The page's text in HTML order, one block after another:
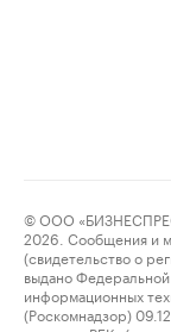
© ООО
2026. Сообщения и
(свидетельство о
выдано
информационных
(Роскомнадзор)